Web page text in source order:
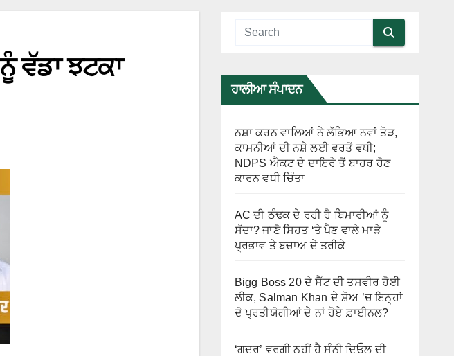
ਵੱਡਾ ਝਟਕਾ
ਹਾਲੀਆ ਸੰਪਾਦਨ
ਨਸ਼ਾ ਕਰਨ ਵਾਲਿਆਂ ਨੇ ਲੱਭਿਆ ਨਵਾਂ ਤੋੜ,
ਕਾਮਨੀਆਂ ਦੀ ਨਸ਼ੇ ਲਈ ਵਰਤੋਂ ਵਧੀ;
NDPS ਐਕਟ ਦੇ ਦਾਇਰੇ ਤੋਂ ਬਾਹਰ ਹੋਣ
ਕਾਰਨ ਵਧੀ ਚਿੰਤਾ
AC ਦੀ ਠੰਢਕ ਦੇ ਰਹੀ ਹੈ ਬਿਮਾਰੀਆਂ ਨੂੰ
ਸੱਦਾ? ਜਾਣੋ ਸਿਹਤ ‘ਤੇ ਪੈਣ ਵਾਲੇ ਮਾੜੇ
ਪ੍ਰਭਾਵ ਤੇ ਬਚਾਅ ਦੇ ਤਰੀਕੇ
Bigg Boss 20 ਦੇ ਸੈੱਟ ਦੀ ਤਸਵੀਰ ਹੋਈ
ਲੀਕ, Salman Khan ਦੇ ਸ਼ੋਅ ’ਚ ਇਨ੍ਹਾਂ
ਦੋ ਪ੍ਰਤੀਯੋਗੀਆਂ ਦੇ ਨਾਂ ਹੋਏ ਫ਼ਾਈਨਲ?
‘ਗਦਰ’ ਵਰਗੀ ਨਹੀਂ ਹੈ ਸੰਨੀ ਦਿਓਲ ਦੀ